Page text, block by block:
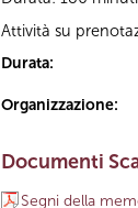
Attività su
Durata:
Organizzazione:
Documenti
Segni della